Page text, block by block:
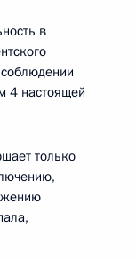
в
4 настоящей
только